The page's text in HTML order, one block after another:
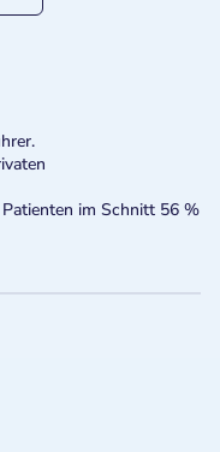
im Schnitt 56 %